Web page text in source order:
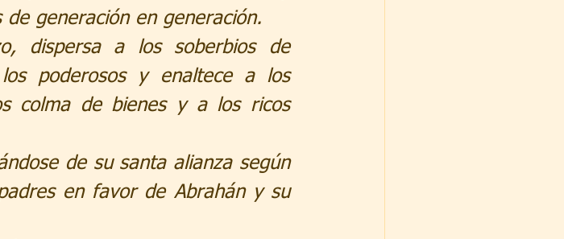
generación en generación.
dispersa a los soberbios de
poderosos y enaltece a los
colma de bienes y a los ricos
de su santa alianza según
en favor de Abrahán y su